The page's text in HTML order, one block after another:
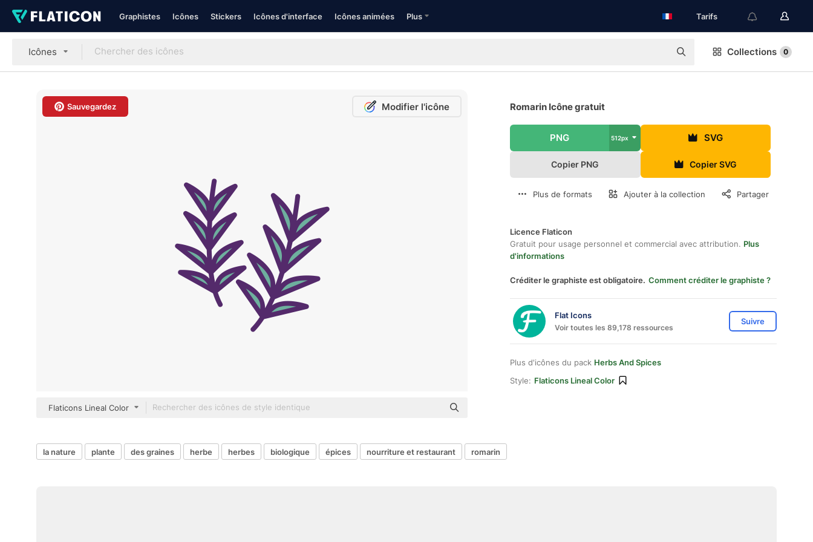
Graphistes Icônes Stickers Icônes d'interface Icônes animées Plus Tarifs
Icônes Collections 0
Sauvegardez Modifier l'icône
Flaticons Lineal Color
Romarin Icône gratuit
PNG 512px SVG
Copier PNG Copier SVG
Plus de formats Ajouter à la collection Partager
Licence Flaticon
Gratuit pour usage personnel et commercial avec attribution. Plus
d'informations
Créditer le graphiste est obligatoire. Comment créditer le graphiste ?
Flat Icons
Voir toutes les 89,178 ressources
Suivre
Plus d'icônes du pack Herbs And Spices
Style: Flaticons Lineal Color
la nature plante des graines herbe herbes biologique épices nourriture et restaurant romarin